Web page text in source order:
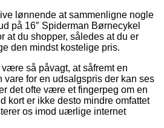
lønnende at sammenligne nogle
på 16″ Spiderman Børnecykel
at du shopper, således at du er
den mindst kostelige pris.
så påvagt, at såfremt en
vare for en udsalgspris der kan ses
det ofte være et fingerpeg om en
kort er ikke desto mindre omfattet
os imod uærlige internet